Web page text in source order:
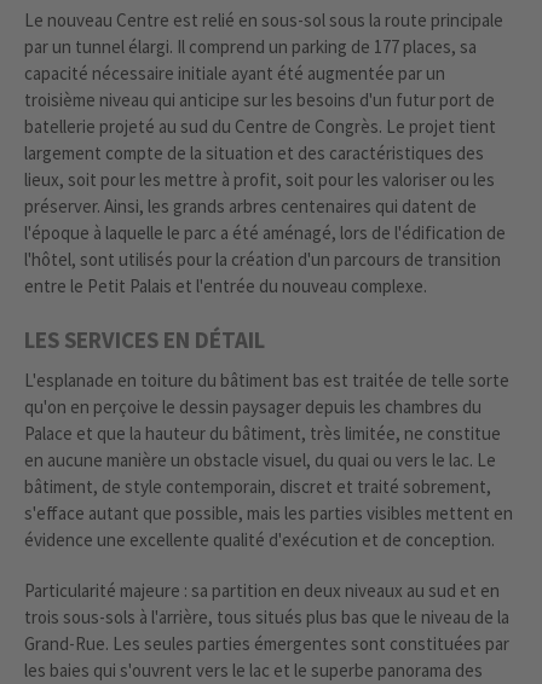
Le nouveau Centre est relié en sous-sol sous la route principale
par un tunnel élargi. Il comprend un parking de 177 places, sa
capacité nécessaire initiale ayant été augmentée par un
troisième niveau qui anticipe sur les besoins d'un futur port de
batellerie projeté au sud du Centre de Congrès. Le projet tient
largement compte de la situation et des caractéristiques des
lieux, soit pour les mettre à profit, soit pour les valoriser ou les
préserver. Ainsi, les grands arbres centenaires qui datent de
l'époque à laquelle le parc a été aménagé, lors de l'édification de
l'hôtel, sont utilisés pour la création d'un parcours de transition
entre le Petit Palais et l'entrée du nouveau complexe.
LES SERVICES EN DÉTAIL
L'esplanade en toiture du bâtiment bas est traitée de telle sorte
qu'on en perçoive le dessin paysager depuis les chambres du
Palace et que la hauteur du bâtiment, très limitée, ne constitue
en aucune manière un obstacle visuel, du quai ou vers le lac. Le
bâtiment, de style contemporain, discret et traité sobrement,
s'efface autant que possible, mais les parties visibles mettent en
évidence une excellente qualité d'exécution et de conception.
Particularité majeure : sa partition en deux niveaux au sud et en
trois sous-sols à l'arrière, tous situés plus bas que le niveau de la
Grand-Rue. Les seules parties émergentes sont constituées par
les baies qui s'ouvrent vers le lac et le superbe panorama des